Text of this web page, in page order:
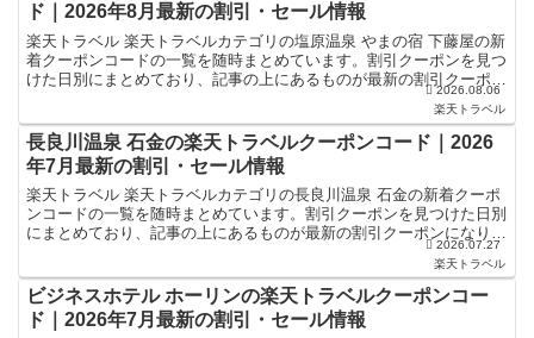
ド｜2026年8月最新の割引・セール情報
楽天トラベル 楽天トラベルカテゴリの塩原温泉 やまの宿 下藤屋の新
着クーポンコードの一覧を随時まとめています。割引クーポンを見つ
けた日別にまとめており、記事の上にあるものが最新の割引クーポン
になります。ホテル・旅館宿泊の予約などで使えるクー... 2026.08.06
楽天トラベル
長良川温泉 石金の楽天トラベルクーポンコード｜2026
年7月最新の割引・セール情報
楽天トラベル 楽天トラベルカテゴリの長良川温泉 石金の新着クーポ
ンコードの一覧を随時まとめています。割引クーポンを見つけた日別
にまとめており、記事の上にあるものが最新の割引クーポンになりま
す。ホテル・旅館宿泊の予約などで使えるクーポンやセー...2026.07.27
楽天トラベル
ビジネスホテル ホーリンの楽天トラベルクーポンコー
ド｜2026年7月最新の割引・セール情報